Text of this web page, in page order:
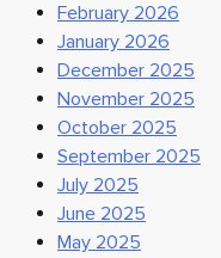
February 2026
January 2026
December 2025
November 2025
October 2025
September 2025
July 2025
June 2025
May 2025